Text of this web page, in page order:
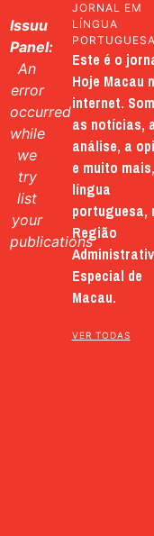
Issuu
Panel:
An
error
occurred
while
we
try
list
your
publications
JORNAL EM
LÍNGUA
PORTUGUESA
Este é o
Hoje Macau
internet.
as notícias,
análise, a
e muito
língua
portuguesa,
Região
Especial de
Macau.
VER TODAS